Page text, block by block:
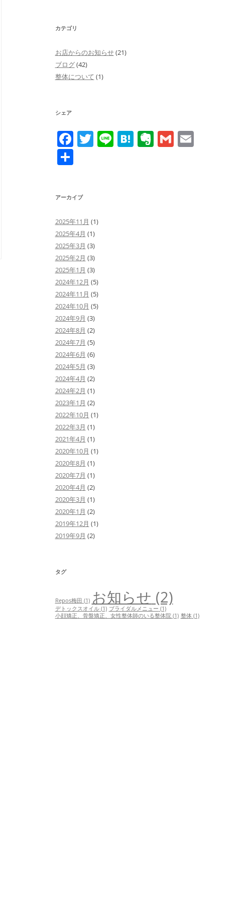
カテゴリ
お店からのお知らせ(21)
ブログ(42)
整体について (1)
シェア
F
a
c
b
o
o
k
T Li H E G E
共
アーカイブ
2025年11月 (1)
2025年4月 (1)
2025年3月 (3)
2025年2月 (3)
2025年1月 (3)
2024年12月 (5)
2024年11月 (5)
2024年10月 (5)
2024年9月 (3)
2024年8月 (2)
2024年7月 (5)
2024年6月 (6)
2024年5月 (3)
2024年4月 (2)
2024年2月 (1)
2023年1月 (2)
2022年10月 (1)
2022年3月 (1)
2021年4月 (1)
2020年10月 (1)
2020年8月 (1)
2020年7月 (1)
2020年4月 (2)
2020年3月 (1)
2020年1月 (2)
2019年12月 (1)
2019年9月 (2)
タグ
Repos梅田 (1) お知らせ (2)
デトックスオイル(1) ブライダルメニュー (1)
小顔矯正、骨盤矯正、女性整体師のいる整体院(1) 整体 (1)